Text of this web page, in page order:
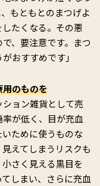
もともとのまつげよ
たくなる。その悪
、要注意です。まつ
おすすめです」
のものを
ション雑貨として売
が低く、目が充血
ために使うものな
えてしまうリスクも
さく見える黒目を
しまい、さらに充血